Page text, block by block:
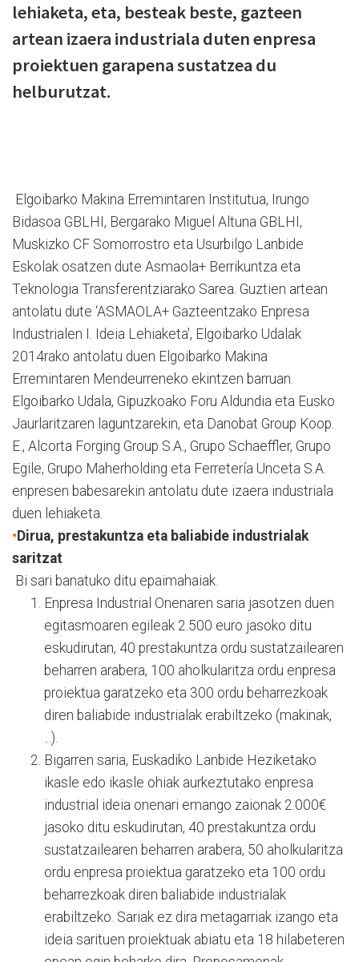
lehiaketa, eta, besteak beste, gazteen
artean izaera industriala duten enpresa
proiektuen garapena sustatzea du
helburutzat.
Elgoibarko Makina Erremintaren Institutua, Irungo
Bidasoa GBLHI, Bergarako Miguel Altuna GBLHI,
Muskizko CF Somorrostro eta Usurbilgo Lanbide
Eskolak osatzen dute Asmaola+ Berrikuntza eta
Teknologia Transferentziarako Sarea. Guztien artean
antolatu dute ‘ASMAOLA+ Gazteentzako Enpresa
Industrialen I. Ideia Lehiaketa', Elgoibarko Udalak
2014rako antolatu duen Elgoibarko Makina
Erremintaren Mendeurreneko ekintzen barruan.
Elgoibarko Udala, Gipuzkoako Foru Aldundia eta Eusko
Jaurlaritzaren laguntzarekin, eta Danobat Group Koop.
E., Alcorta Forging Group S.A., Grupo Schaeffler, Grupo
Egile, Grupo Maherholding eta Ferretería Unceta S.A.
enpresen babesarekin antolatu dute izaera industriala
duen lehiaketa.
• Dirua, prestakuntza eta baliabide industrialak
saritzat
Bi sari banatuko ditu epaimahaiak.
Enpresa Industrial Onenaren saria jasotzen duen
egitasmoaren egileak 2.500 euro jasoko ditu
eskudirutan, 40 prestakuntza ordu sustatzailearen
beharren arabera, 100 aholkularitza ordu enpresa
proiektua garatzeko eta 300 ordu beharrezkoak
diren baliabide industrialak erabiltzeko (makinak,
...).
Bigarren saria, Euskadiko Lanbide Heziketako
ikasle edo ikasle ohiak aurkeztutako enpresa
industrial ideia onenari emango zaionak 2.000€
jasoko ditu eskudirutan, 40 prestakuntza ordu
sustatzailearen beharren arabera, 50 aholkularitza
ordu enpresa proiektua garatzeko eta 100 ordu
beharrezkoak diren baliabide industrialak
erabiltzeko. Sariak ez dira metagarriak izango eta
ideia sarituen proiektuak abiatu eta 18 hilabeteren